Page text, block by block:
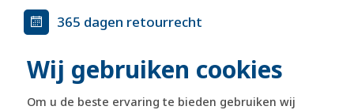
Wij gebruiken cookies
Om u de beste ervaring te bieden gebruiken wij
365 dagen retourrecht
veilig kopen met kopersbescherming